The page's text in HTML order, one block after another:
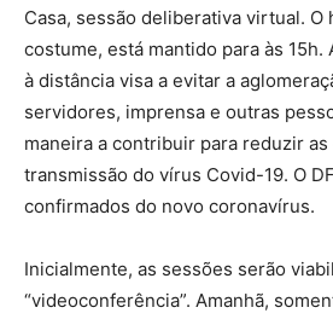
Casa, sessão deliberativa virtual. O
costume, está mantido para às 15h.
à distância visa a evitar a
servidores, imprensa e outras
maneira a contribuir para reduzir as
transmissão do vírus Covid-19. O
confirmados do novo coronavírus.
Inicialmente, as sessões serão
“videoconferência”. Amanhã,